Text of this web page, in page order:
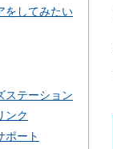
をしてみたい
ステーション
ンク
ポート